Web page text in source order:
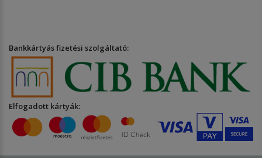
Bankkártyás fizetési szolgáltató:
Elfogadott kártyák: